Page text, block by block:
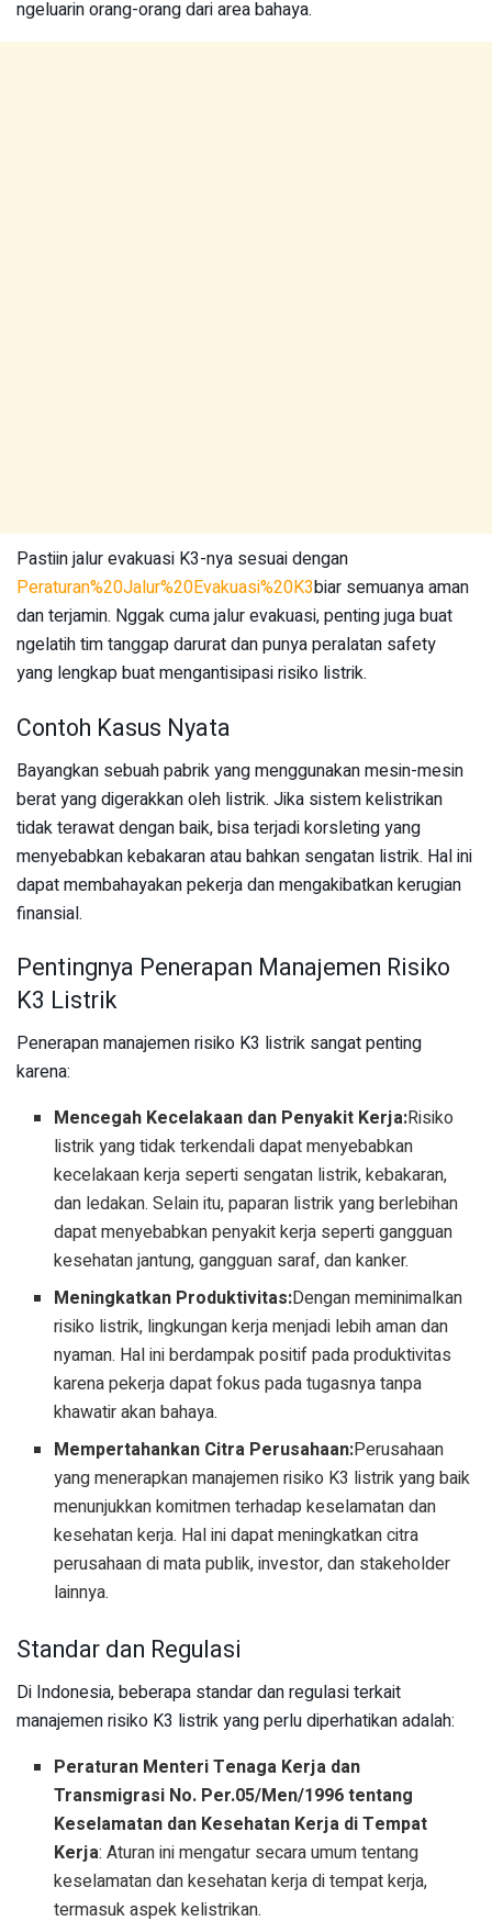
ngeluarin orang-orang dari area bahaya.
Pastiin jalur evakuasi K3-nya sesuai dengan
Peraturan%20Jalur%20Evakuasi%20K3biar semuanya aman
dan terjamin. Nggak cuma jalur evakuasi, penting juga buat
ngelatih tim tanggap darurat dan punya peralatan safety
yang lengkap buat mengantisipasi risiko listrik.
Contoh Kasus Nyata
Bayangkan sebuah pabrik yang menggunakan mesin-mesin
berat yang digerakkan oleh listrik. Jika sistem kelistrikan
tidak terawat dengan baik, bisa terjadi korsleting yang
menyebabkan kebakaran atau bahkan sengatan listrik. Hal ini
dapat membahayakan pekerja dan mengakibatkan kerugian
finansial.
Pentingnya Penerapan Manajemen Risiko
K3 Listrik
Penerapan manajemen risiko K3 listrik sangat penting
karena:
Mencegah Kecelakaan dan Penyakit Kerja:Risiko
listrik yang tidak terkendali dapat menyebabkan
kecelakaan kerja seperti sengatan listrik, kebakaran,
dan ledakan. Selain itu, paparan listrik yang berlebihan
dapat menyebabkan penyakit kerja seperti gangguan
kesehatan jantung, gangguan saraf, dan kanker.
Meningkatkan Produktivitas:Dengan meminimalkan
risiko listrik, lingkungan kerja menjadi lebih aman dan
nyaman. Hal ini berdampak positif pada produktivitas
karena pekerja dapat fokus pada tugasnya tanpa
khawatir akan bahaya.
Mempertahankan Citra Perusahaan:Perusahaan
yang menerapkan manajemen risiko K3 listrik yang baik
menunjukkan komitmen terhadap keselamatan dan
kesehatan kerja. Hal ini dapat meningkatkan citra
perusahaan di mata publik, investor, dan stakeholder
lainnya.
Standar dan Regulasi
Di Indonesia, beberapa standar dan regulasi terkait
manajemen risiko K3 listrik yang perlu diperhatikan adalah:
Peraturan Menteri Tenaga Kerja dan
Transmigrasi No. Per.05/Men/1996 tentang
Keselamatan dan Kesehatan Kerja di Tempat
Kerja: Aturan ini mengatur secara umum tentang
keselamatan dan kesehatan kerja di tempat kerja,
termasuk aspek kelistrikan.